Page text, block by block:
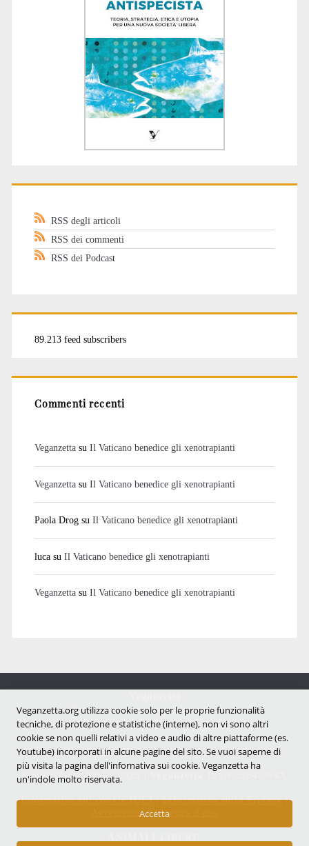
RSS degli articoli
RSS dei commenti
RSS dei Podcast
89.213 feed subscribers
Commenti recenti
Veganzettasu Il Vaticano benedice gli xenotrapianti
Veganzettasu Il Vaticano benedice gli xenotrapianti
Paola Drogsu Il Vaticano benedice gli xenotrapianti
lucasu Il Vaticano benedice gli xenotrapianti
Veganzettasu Il Vaticano benedice gli xenotrapianti
Notizie dal mondo vegan e antispecista
Copyright © 2007 - 2026 |
Informativa sui cookie (UE)|Informativa sulla Privacy|
Avvertenze e Licenza d'uso
Veganzetta.org utilizza cookie solo per le proprie funzionalità
tecniche, di protezione e statistiche (interne), non vi sono altri
cookie se non quelli relativi a video e audio di altre piattaforme (es.
Youtube) incorporati in alcune pagine del sito. Se vuoi saperne di
più visita la pagina dell'infornativa sui cookie. Veganzetta ha
un'indole molto riservata.
Accetta